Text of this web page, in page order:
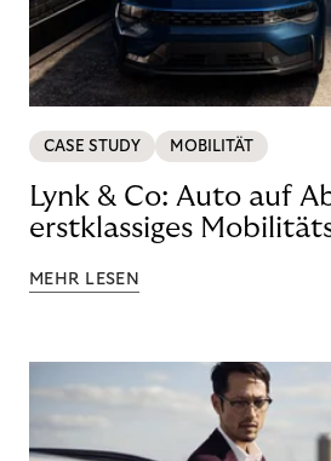
CASE STUDY MOBILITÄT
Lynk & Co: Auto auf
erstklassiges
MEHR LESEN